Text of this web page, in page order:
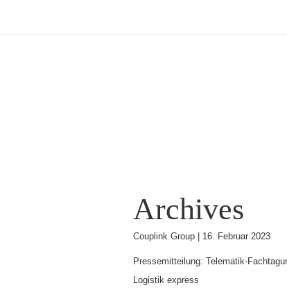
Archives
Couplink Group | 16. Februar 2023
Pressemitteilung: Telematik-
Logistik express